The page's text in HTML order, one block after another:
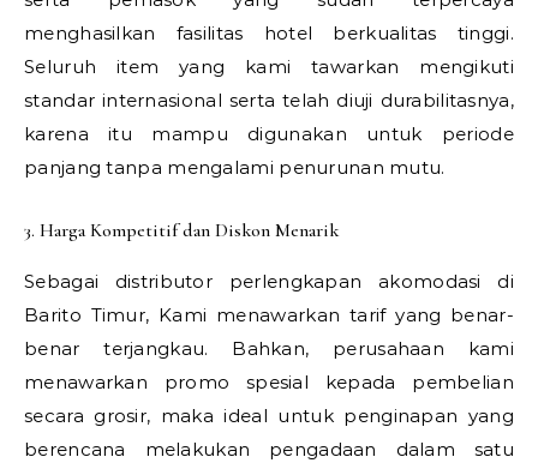
menghasilkan fasilitas hotel berkualitas tinggi.
Seluruh item yang kami tawarkan mengikuti
standar internasional serta telah diuji durabilitasnya,
karena itu mampu digunakan untuk periode
panjang tanpa mengalami penurunan mutu.
3. Harga Kompetitif dan Diskon Menarik
Sebagai distributor perlengkapan akomodasi di
Barito Timur, Kami menawarkan tarif yang benar-
benar terjangkau. Bahkan, perusahaan kami
menawarkan promo spesial kepada pembelian
secara grosir, maka ideal untuk penginapan yang
berencana melakukan pengadaan dalam satu